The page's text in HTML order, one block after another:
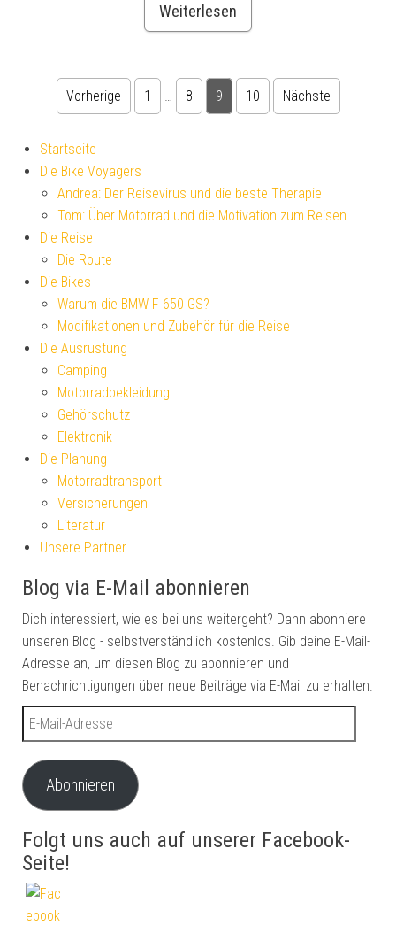
Weiterlesen
Seitennummerierung der Beiträge
Vorherige 1 8 9 10 Nächste
Startseite
Die Bike Voyagers
Andrea: Der Reisevirus und die beste Therapie
Tom: Über Motorrad und die Motivation zum Reisen
Die Reise
Die Route
Die Bikes
Warum die BMW F 650 GS?
Modifikationen und Zubehör für die Reise
Die Ausrüstung
Camping
Motorradbekleidung
Gehörschutz
Elektronik
Die Planung
Motorradtransport
Versicherungen
Literatur
Unsere Partner
Blog via E-Mail abonnieren
Dich interessiert, wie es bei uns weitergeht? Dann abonniere
unseren Blog - selbstverständlich kostenlos. Gib deine E-Mail-
Adresse an, um diesen Blog zu abonnieren und
Benachrichtigungen über neue Beiträge via E-Mail zu erhalten.
E-Mail-Adresse
Abonnieren
Folgt uns auch auf unserer Facebook-
Seite!